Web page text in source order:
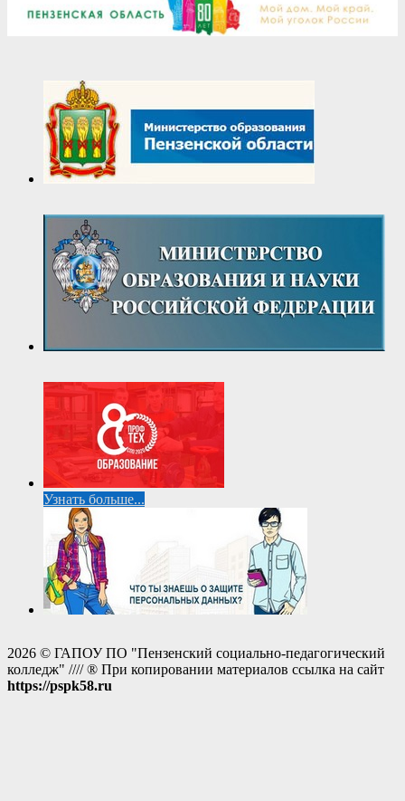
Узнать больше...
2026 © ГАПОУ ПО "Пензенский социально-педагогический
колледж" //// ® При копировании материалов ссылка на сайт
https://pspk58.ru